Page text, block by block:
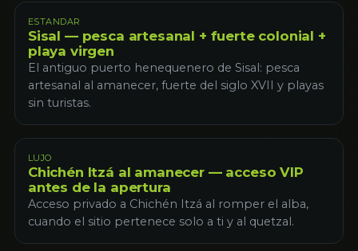
ESTANDAR
Sisal — pesca artesanal + fuerte colonial +
playa virgen
El antiguo puerto henequenero de Sisal: pesca
artesanal al amanecer, fuerte del siglo XVII y playas
sin turistas.
LUJO
Chichén Itzá al amanecer — acceso VIP
antes de la apertura
Acceso privado a Chichén Itzá al romper el alba,
cuando el sitio pertenece solo a ti y al quetzal.